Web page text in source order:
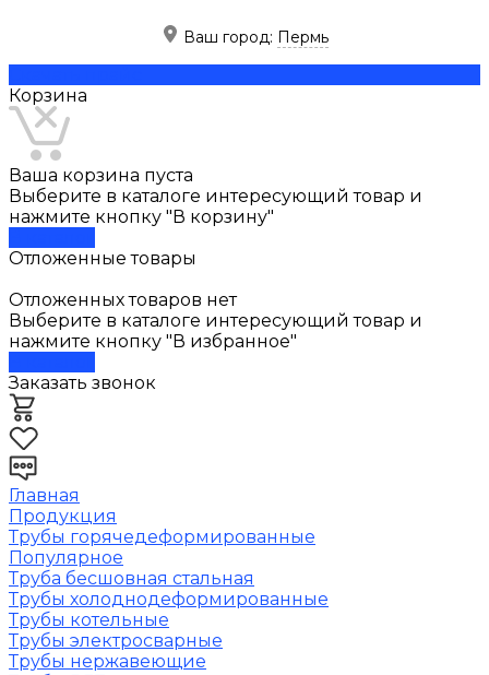
Ваш город: Пермь
Корзина
Ваша корзина пуста
Выберите в каталоге интересующий товар и
нажмите кнопку "В корзину"
Отложенные товары
Отложенных товаров нет
Выберите в каталоге интересующий товар и
нажмите кнопку "В избранное"
Заказать звонок
Главная
Продукция
Трубы горячедеформированные
Популярное
Труба бесшовная стальная
Трубы холоднодеформированные
Трубы котельные
Трубы электросварные
Трубы нержавеющие